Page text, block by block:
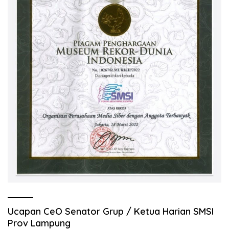
Ucapan CeO Senator Grup / Ketua Harian SMSI
Prov Lampung